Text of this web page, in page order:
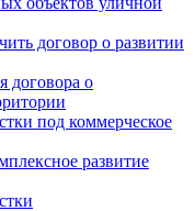
договор о развитии
договора о
под коммерческое
развитие